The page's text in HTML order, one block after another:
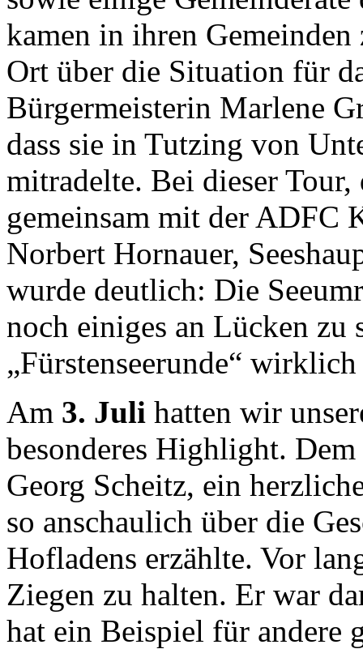
kamen in ihren
Ort über die Situation für
Bürgermeisterin Marlene
dass sie in Tutzing von
mitradelte. Bei dieser
gemeinsam mit der ADFC
Norbert Hornauer,
wurde deutlich: Die
noch einiges an Lücken zu
„Fürstenseerunde“
Am 3. Juli hatten wir
besonderes Highlight.
Georg Scheitz, ein
so anschaulich über die
Hofladens erzählte. Vor
Ziegen zu halten. Er war
hat ein Beispiel für andere